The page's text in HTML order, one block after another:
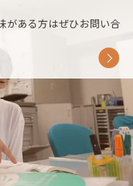
がある方はぜひお問い合